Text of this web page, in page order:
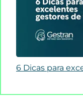
6 Dicas para